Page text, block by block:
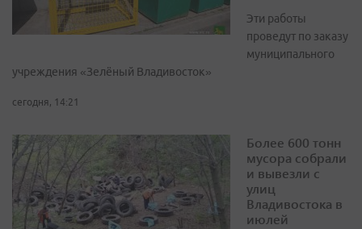
Эти работы
проведут по заказу
муниципального
учреждения «Зелёный Владивосток»
сегодня, 14:21
Более 600 тонн
мусора собрали
и вывезли с
улиц
Владивостока в
июлей